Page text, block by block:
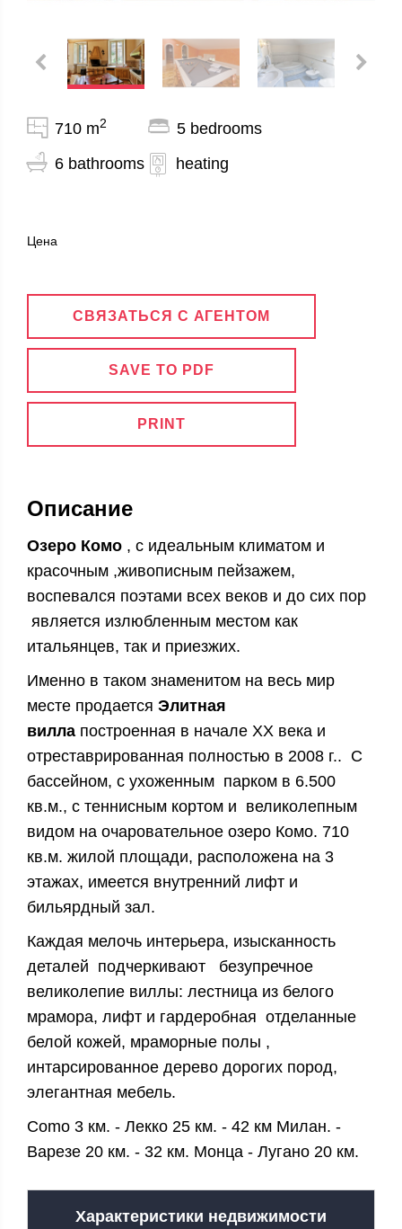
710 m2
6 bathrooms
5 bedrooms
heating
Цена
СВЯЗАТЬСЯ С АГЕНТОМ
SAVE TO PDF
PRINT
Описание
Озеро Комо , с идеальным климатом и
красочным ,живописным пейзажем,
воспевался поэтами всех веков и до сих пор
является излюбленным местом как
итальянцев, так и приезжих.
Именно в таком знаменитом на весь мир
месте продается Элитная
вилла построенная в начале ХХ века и
отреставрированная полностью в 2008 г.. С
бассейном, с ухоженным парком в 6.500
кв.м., с теннисным кортом и великолепным
видом на очаровательное озеро Комо. 710
кв.м. жилой площади, расположена на 3
этажах, имеется внутренний лифт и
бильярдный зал.
Каждая мелочь интерьера, изысканность
деталей подчеркивают безупречное
великолепие виллы: лестница из белого
мрамора, лифт и гардеробная отделанные
белой кожей, мраморные полы ,
интарсированное дерево дорогих пород,
элегантная мебель.
Como 3 км. - Лекко 25 км. - 42 км Милан. -
Варезе 20 км. - 32 км. Монца - Лугано 20 км.
Характеристики недвижимости